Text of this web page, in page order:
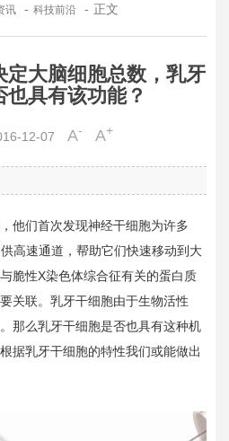
讯 科技前沿 正文
定大脑细胞总数，乳牙
也具有该功能？
12-07 A- A+
他们首次发现神经干细胞为许多
高速通道，帮助它们快速移动到大
脆性X染色体综合征有关的蛋白质
关联。乳牙干细胞由于生物活性
那么乳牙干细胞是否也具有这种机
据乳牙干细胞的特性我们或能做出